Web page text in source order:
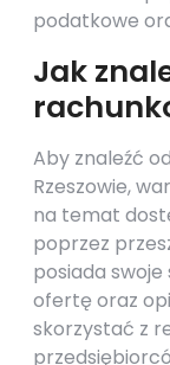
podatkowe
Jak
Aby znaleźć
Rzeszowie,
na temat
poprzez
posiada
ofertę oraz
skorzystać z